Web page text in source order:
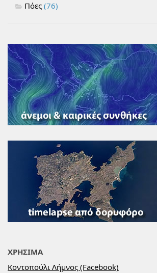
Πόες (76)
ΧΡΗΣΙΜΑ
Κοντοπούλι Λήμνος (Facebook)